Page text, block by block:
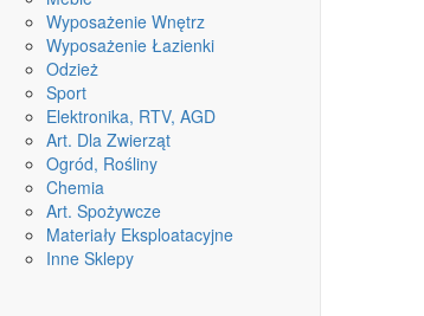
Wyposażenie Wnętrz
Wyposażenie Łazienki
Odzież
Sport
Elektronika, RTV, AGD
Art. Dla Zwierząt
Ogród, Rośliny
Chemia
Art. Spożywcze
Materiały Eksploatacyjne
Inne Sklepy